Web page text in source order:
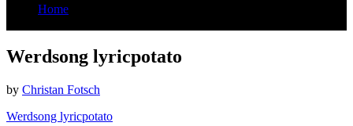
Home
Werdsong lyricpotato
by Christan Fotsch
Werdsong lyricpotato